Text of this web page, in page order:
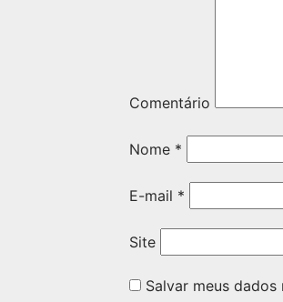
Comentário
Nome *
E-mail *
Site
Salvar meus